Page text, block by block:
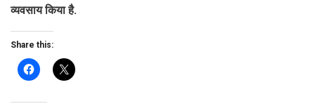
व्यवसाय किया है.
Share this: